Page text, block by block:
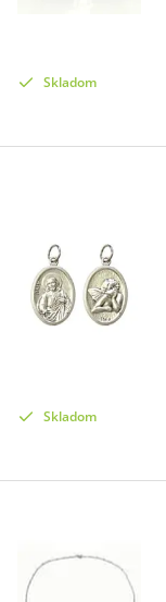
Skladom
Skladom